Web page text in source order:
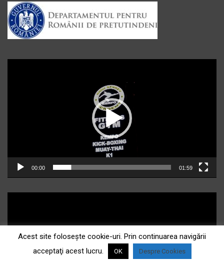
00:00 01:59
Acest site foloseşte cookie-uri. Prin continuarea navigării
acceptaţi acest lucru.
OK Despre Cookies